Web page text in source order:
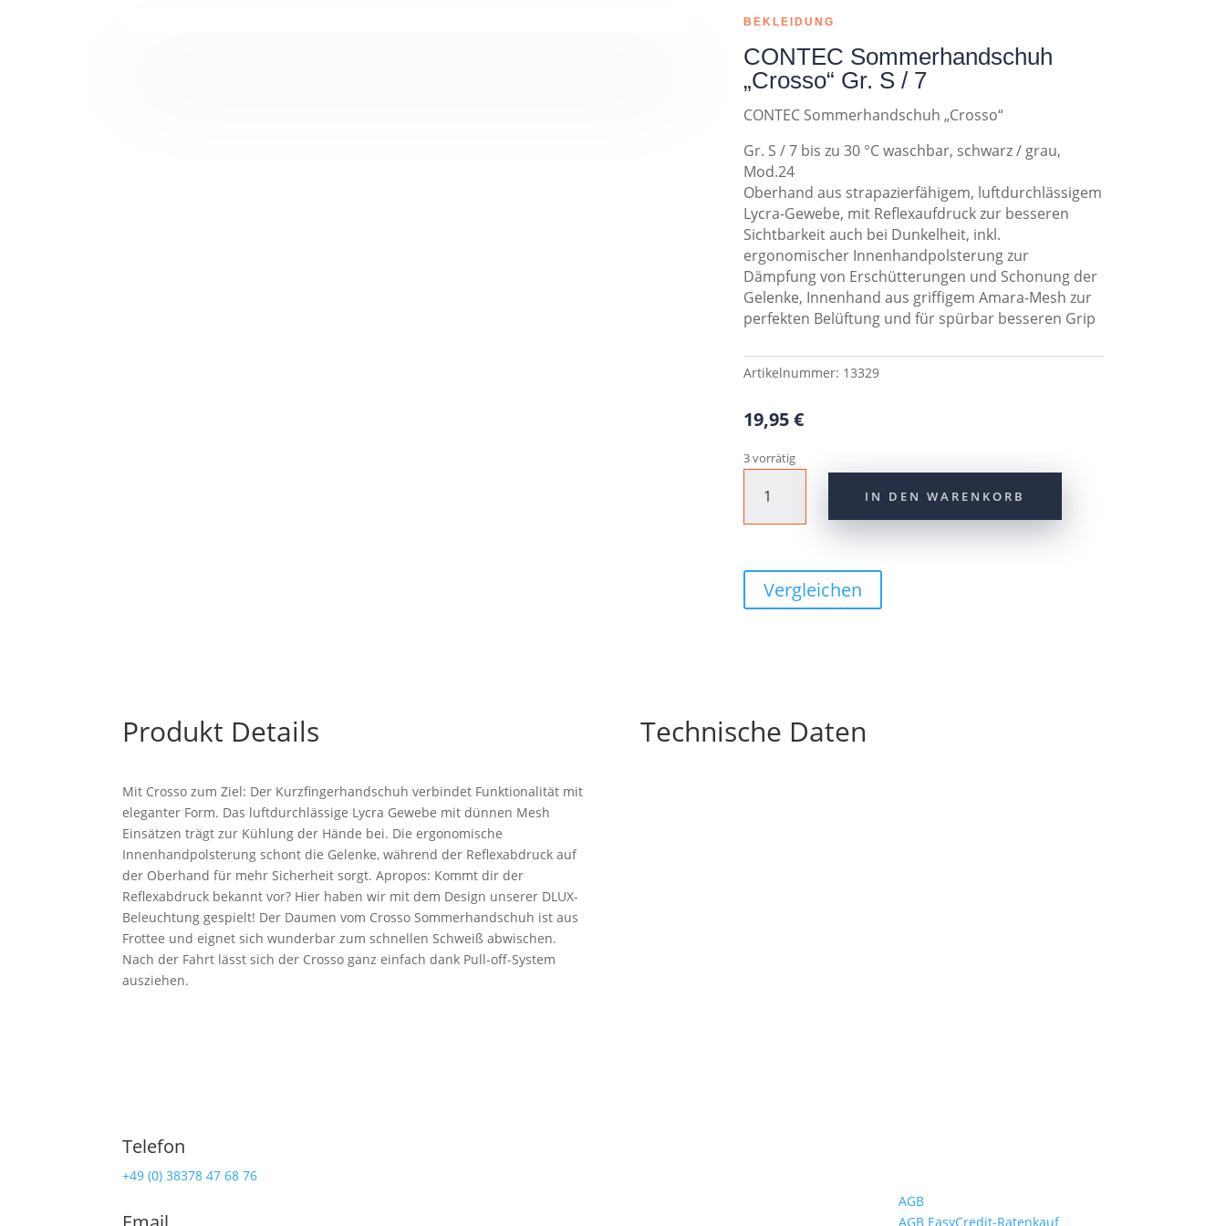
BEKLEIDUNG
CONTEC Sommerhandschuh
„Crosso“ Gr. S / 7
CONTEC Sommerhandschuh „Crosso“
Gr. S / 7 bis zu 30 °C waschbar, schwarz / grau,
Mod.24
Oberhand aus strapazierfähigem, luftdurchlässigem
Lycra-Gewebe, mit Reflexaufdruck zur besseren
Sichtbarkeit auch bei Dunkelheit, inkl.
ergonomischer Innenhandpolsterung zur
Dämpfung von Erschütterungen und Schonung der
Gelenke, Innenhand aus griffigem Amara-Mesh zur
perfekten Belüftung und für spürbar besseren Grip
Artikelnummer: 13329
19,95€
3 vorrätig
Sommerhandschuh
"Crosso"
7
IN DEN WARENKORB
Vergleichen
Produkt Details
Mit Crosso zum Ziel: Der Kurzfingerhandschuh verbindet Funktionalität mit
eleganter Form. Das luftdurchlässige Lycra Gewebe mit dünnen Mesh
Einsätzen trägt zur Kühlung der Hände bei. Die ergonomische
Innenhandpolsterung schont die Gelenke, während der Reflexabdruck auf
der Oberhand für mehr Sicherheit sorgt. Apropos: Kommt dir der
Reflexabdruck bekannt vor? Hier haben wir mit dem Design unserer DLUX-
Beleuchtung gespielt! Der Daumen vom Crosso Sommerhandschuh ist aus
Frottee und eignet sich wunderbar zum schnellen Schweiß abwischen.
Nach der Fahrt lässt sich der Crosso ganz einfach dank Pull-off-System
ausziehen.
Technische Daten
Telefon
+49 (0) 38378 47 68 76
AGB
AGB EasyCredit-Ratenkauf